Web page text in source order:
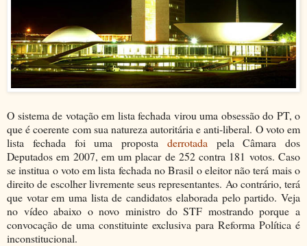
O sistema de votação em lista fechada virou uma obsessão do PT, o
que é coerente com sua natureza autoritária e anti-liberal. O voto em
lista fechada foi uma proposta derrotada pela Câmara dos
Deputados em 2007, em um placar de 252 contra 181 votos. Caso
se institua o voto em lista fechada no Brasil o eleitor não terá mais o
direito de escolher livremente seus representantes. Ao contrário, terá
que votar em uma lista de candidatos elaborada pelo partido. Veja
no vídeo abaixo o novo ministro do STF mostrando porque a
convocação de uma constituinte exclusiva para Reforma Política é
inconstitucional.